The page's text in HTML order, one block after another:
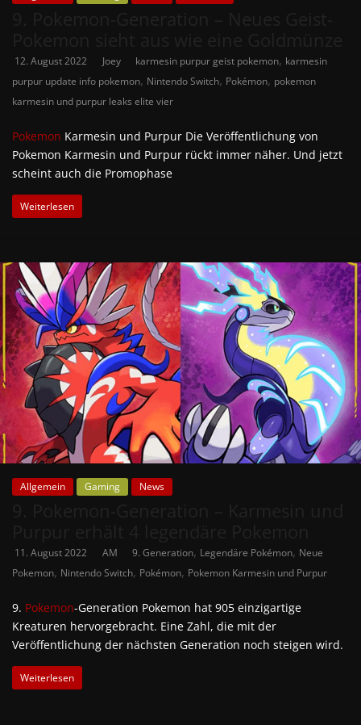
12. August 2022 Joey karmesin purpur geist pokemon, karmesin
purpur update info pokemon, Nintendo Switch, Pokémon, pokemon
karmesin und purpur leaks elite vier
Pokemon Karmesin und Purpur Die Veröffentlichung von
Pokemon Karmesin und Purpur rückt immer näher. Und jetzt
scheint auch die Promophase
Weiterlesen
Allgemein Gaming News
11. August 2022 AM 9. Generation, Legendäre Pokémon, Neue
Pokemon, Nintendo Switch, Pokémon, Pokemon Karmesin und Purpur
9. Pokemon-Generation Pokemon hat 905 einzigartige
Kreaturen hervorgebracht. Eine Zahl, die mit der
Veröffentlichung der nächsten Generation noch steigen wird.
Weiterlesen